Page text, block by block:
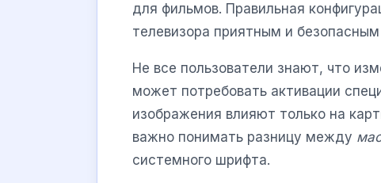
для фильмов. Правильная
телевизора приятным и безопасным
Не все пользователи знают, что
может потребовать активации
изображения влияют только на
важно понимать разницу между
системного шрифта.